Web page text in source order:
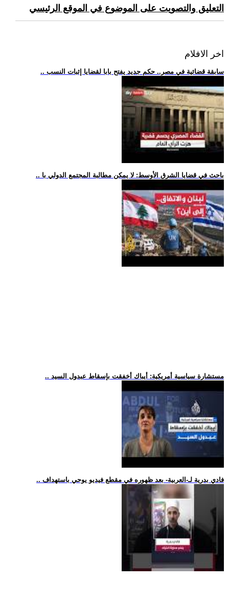
التعليق والتصويت على الموضوع في الموقع الرئيسي
اخر الافلام
.. سابقة قضائية في مصر.. حكم جديد يفتح بابا لقضايا إثبات النسب
.. باحث في قضايا الشرق الأوسط: لا يمكن مطالبة المجتمع الدولي با
.. مستشارة سياسية أمريكية: أيباك أخفقت بإسقاط عبدول السيد
.. فادي بدرية لـ-العربية- بعد ظهوره في مقطع فيديو يوحي باستهداف